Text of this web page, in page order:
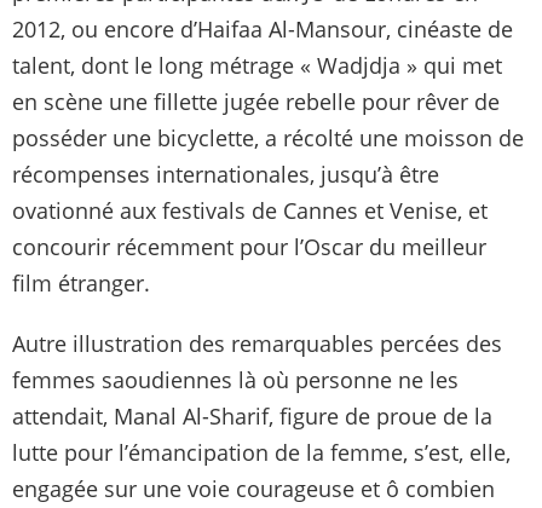
2012, ou encore d’Haifaa Al-Mansour, cinéaste de
talent, dont le long métrage « Wadjdja » qui met
en scène une fillette jugée rebelle pour rêver de
posséder une bicyclette, a récolté une moisson de
récompenses internationales, jusqu’à être
ovationné aux festivals de Cannes et Venise, et
concourir récemment pour l’Oscar du meilleur
film étranger.
Autre illustration des remarquables percées des
femmes saoudiennes là où personne ne les
attendait, Manal Al-Sharif, figure de proue de la
lutte pour l’émancipation de la femme, s’est, elle,
engagée sur une voie courageuse et ô combien